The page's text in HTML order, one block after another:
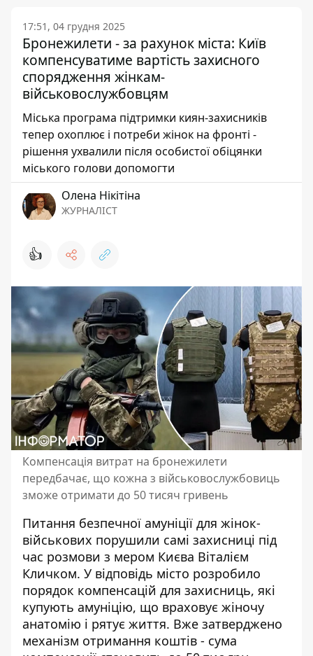
17:51, 04 грудня 2025
Бронежилети - за рахунок міста: Київ
компенсуватиме вартість захисного
спорядження жінкам-
військовослужбовцям
Міська програма підтримки киян-захисників
тепер охоплює і потреби жінок на фронті -
рішення ухвалили після особистої обіцянки
міського голови допомогти
Олена Нікітіна
ЖУРНАЛІСТ
👍
Компенсація витрат на бронежилети
передбачає, що кожна з військовослужбовиць
зможе отримати до 50 тисяч гривень
Питання безпечної амуніції для жінок-
військових порушили самі захисниці під
час розмови з мером Києва Віталієм
Кличком. У відповідь місто розробило
порядок компенсацій для захисниць, які
купують амуніцію, що враховує жіночу
анатомію і рятує життя. Вже затверджено
механізм отримання коштів - сума